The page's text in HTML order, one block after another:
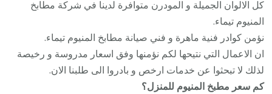
كل الالوان الجميلة و المودرن متوافرة لدينا في شركة مطابخ
المنيوم تيماء.
نؤمن كوادر فنية ماهرة و فني صيانة مطابخ المنيوم تيماء.
ان الاعمال التي نتيحها لكم نؤمنها وفق اسعار مدروسة و رخيصة
لذلك لا تبحثوا عن خدمات ارخص و بادروا الى طلبنا الان.
كم سعر مطبخ المنيوم للمنزل؟